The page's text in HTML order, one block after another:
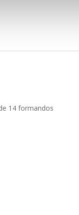
14 formandos